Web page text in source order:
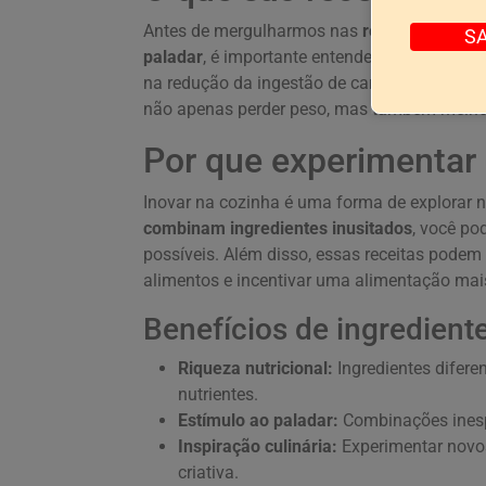
Antes de mergulharmos nas receitas que
paladar, é importante entender o conceito
na redução da ingestão de carboidratos,
não apenas perder peso, mas também
Por que
Inovar na cozinha é uma forma de explorar
combinam ingredientes inusitados, você
possíveis. Além disso, essas receitas
alimentos e incentivar uma alimentação
Benefícios de
Riqueza nutricional: Ingredientes
nutrientes.
Estímulo ao paladar: Combinações
Inspiração culinária: Experimentar
criativa.